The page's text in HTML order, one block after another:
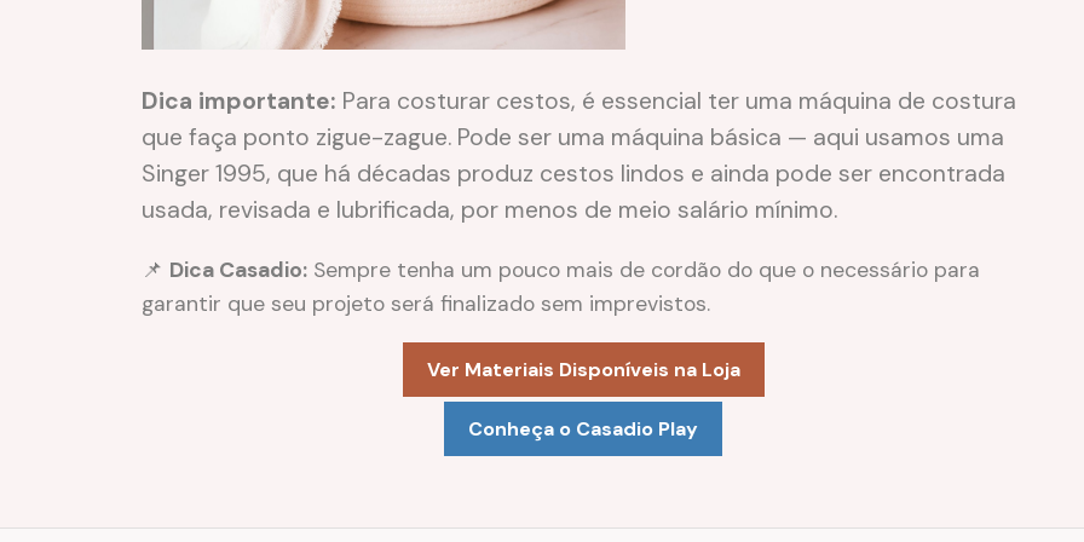
Dica importante: Para costurar cestos, é essencial ter uma máquina de costura
que faça ponto zigue-zague. Pode ser uma máquina básica — aqui usamos uma
Singer 1995, que há décadas produz cestos lindos e ainda pode ser encontrada
usada, revisada e lubrificada, por menos de meio salário mínimo.
📌 Dica Casadio: Sempre tenha um pouco mais de cordão do que o necessário para
garantir que seu projeto será finalizado sem imprevistos.
Ver Materiais Disponíveis na Loja
Conheça o Casadio Play